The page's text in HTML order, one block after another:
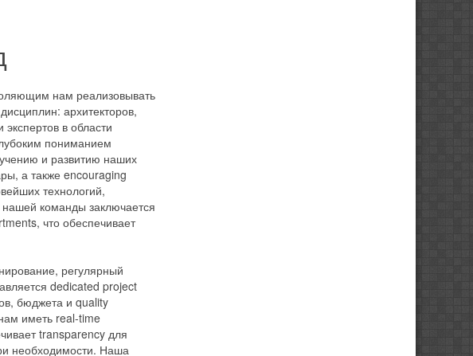
нам реализовывать
архитекторов,
в области
пониманием
и развитию наших
а также encouraging
технологий,
команды заключается
что обеспечивает
регулярный
dedicated project
бюджета и quality
иметь real-time
transparency для
необходимости. Наша